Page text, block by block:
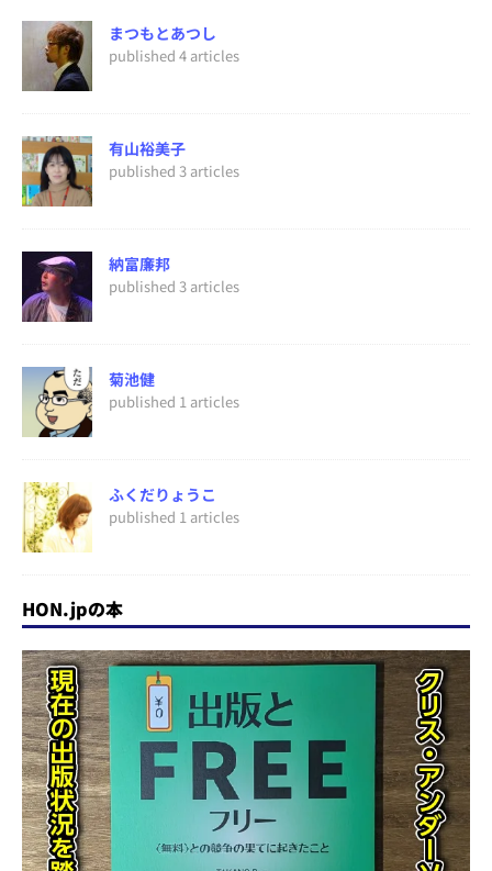
まつもとあつし
published 4 articles
有山裕美子
published 3 articles
納富廉邦
published 3 articles
菊池健
published 1 articles
ふくだりょうこ
published 1 articles
HON.jpの本